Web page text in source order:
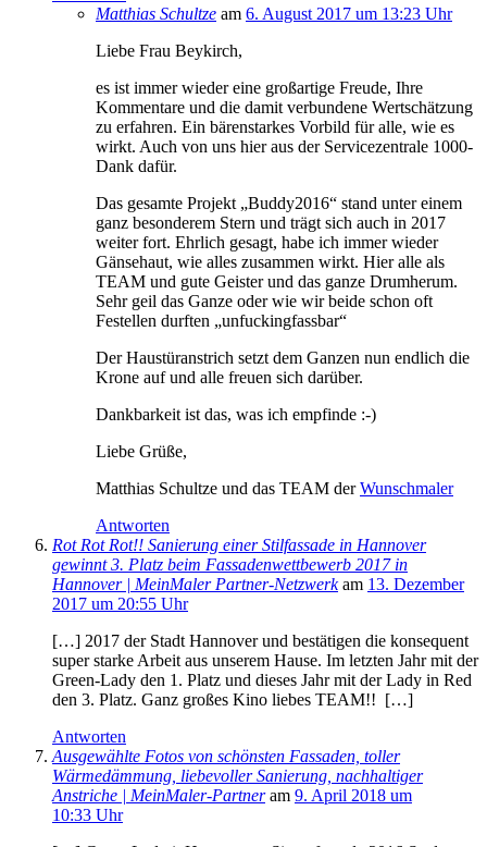
Matthias Schultze am 6. August 2017 um 13:23 Uhr
Liebe Frau Beykirch,
es ist immer wieder eine großartige Freude, Ihre
Kommentare und die damit verbundene Wertschätzung
zu erfahren. Ein bärenstarkes Vorbild für alle, wie es
wirkt. Auch von uns hier aus der Servicezentrale 1000-
Dank dafür.
Das gesamte Projekt „Buddy2016“ stand unter einem
ganz besonderem Stern und trägt sich auch in 2017
weiter fort. Ehrlich gesagt, habe ich immer wieder
Gänsehaut, wie alles zusammen wirkt. Hier alle als
TEAM und gute Geister und das ganze Drumherum.
Sehr geil das Ganze oder wie wir beide schon oft
Festellen durften „unfuckingfassbar“
Der Haustüranstrich setzt dem Ganzen nun endlich die
Krone auf und alle freuen sich darüber.
Dankbarkeit ist das, was ich empfinde :-)
Liebe Grüße,
Matthias Schultze und das TEAM derWunschmaler
Antworten
Rot Rot Rot!! Sanierung einer Stilfassade in Hannover
gewinnt 3. Platz beim Fassadenwettbewerb 2017 in
Hannover | MeinMaler Partner-Netzwerk am 13. Dezember
2017 um 20:55 Uhr
[…] 2017 der Stadt Hannover und bestätigen die konsequent
super starke Arbeit aus unserem Hause. Im letzten Jahr mit der
Green-Lady den 1. Platz und dieses Jahr mit der Lady in Red
den 3. Platz. Ganz großes Kino liebes TEAM!! […]
Antworten
Ausgewählte Fotos von schönsten Fassaden, toller
Wärmedämmung, liebevoller Sanierung, nachhaltiger
Anstriche | MeinMaler-Partner am 9. April 2018 um
10:33 Uhr